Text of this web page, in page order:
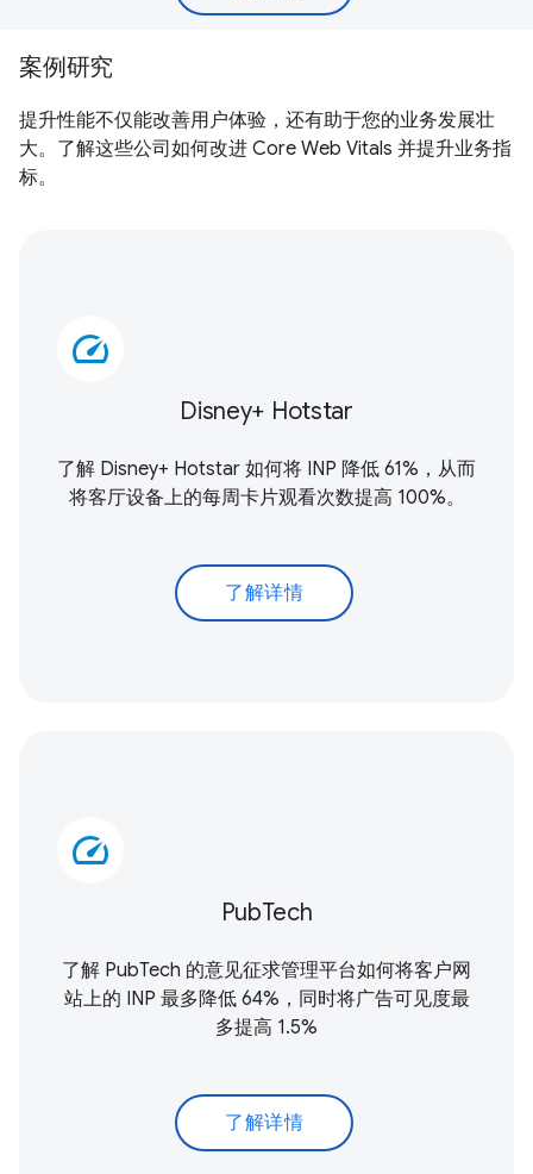
案例研究
提升性能不仅能改善用户体验，还有助于您的业务发展壮
大。了解这些公司如何改进 Core Web Vitals 并提升业务指
标。
speed
Disney+ Hotstar
了解 Disney+ Hotstar 如何将 INP 降低 61%，从而
将客厅设备上的每周卡片观看次数提高 100%。
了解详情
speed
PubTech
了解 PubTech 的意见征求管理平台如何将客户网
站上的 INP 最多降低 64%，同时将广告可见度最
多提高 1.5%
了解详情